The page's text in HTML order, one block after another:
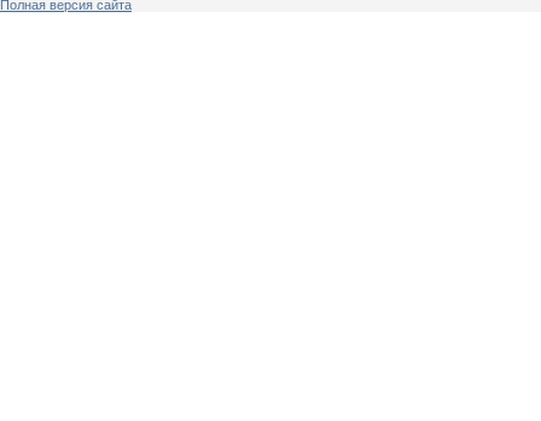
Полная версия сайта